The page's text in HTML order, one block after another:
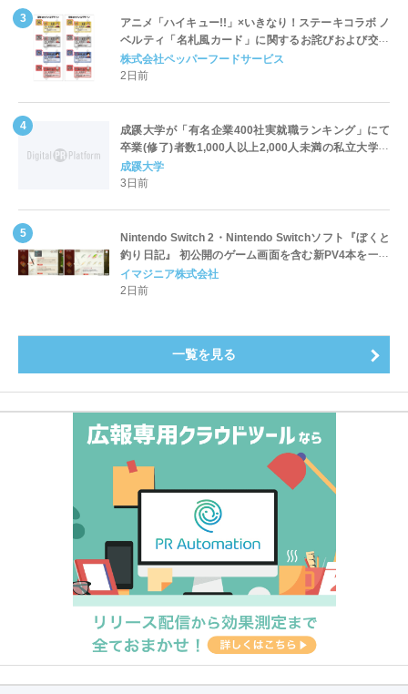
アニメ「ハイキュー!!」×いきなり！ステーキコラボ ノ
ベルティ「名札風カード」に関するお詫びおよび交換
対応についてのご案内
株式会社ペッパーフードサービス
2日前
成蹊大学が「有名企業400社実就職ランキング」にて
卒業(修了)者数1,000人以上2,000人未満の私立大学で
全国第1位を獲得！～実就職率は26.5%（前年比＋
4.3pt）に伸長、東京の私立大学でも10位にランクイン
成蹊大学
3日前
Nintendo Switch 2・Nintendo Switchソフト『ぼくと
釣り日記』 初公開のゲーム画面を含む新PV4本を一挙
公開！
イマジニア株式会社
2日前
一覧を見る